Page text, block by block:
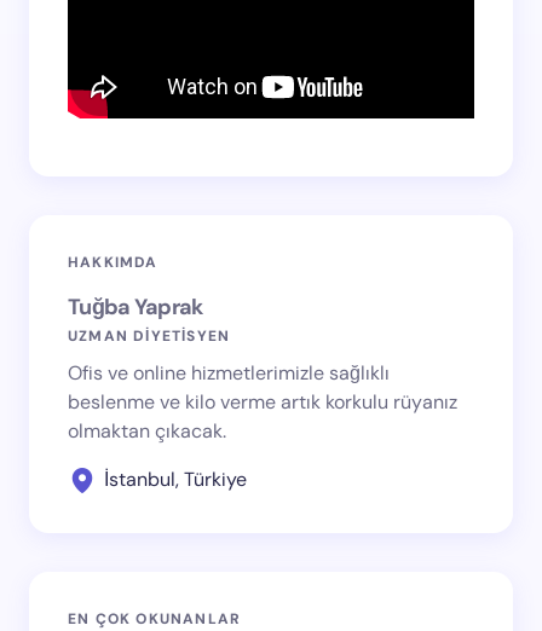
HAKKIMDA
Tuğba Yaprak
UZMAN DİYETİSYEN
Ofis ve online hizmetlerimizle sağlıklı
beslenme ve kilo verme artık korkulu rüyanız
olmaktan çıkacak.
İstanbul, Türkiye
EN ÇOK OKUNANLAR